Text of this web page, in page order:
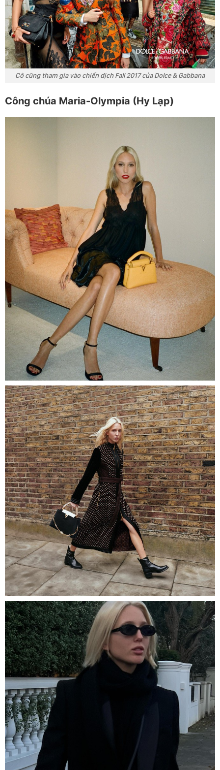
Cô cũng tham gia vào chiến dịch Fall 2017 của Dolce & Gabbana
Công chúa Maria-Olympia (Hy Lạp)